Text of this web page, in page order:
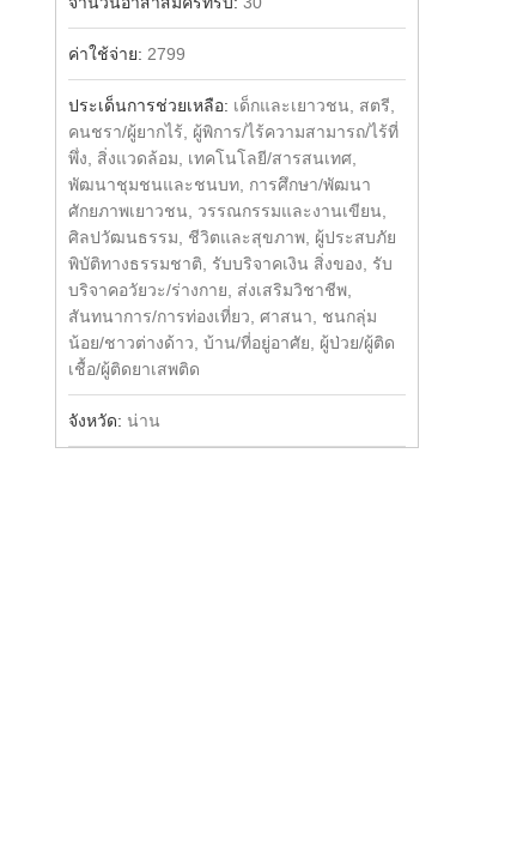
ค่าใช้จ่าย: 2799
ประเด็นการช่วยเหลือ: เด็กและเยาวชน, สตรี,
คนชรา/ผู้ยากไร้, ผู้พิการ/ไร้ความสามารถ/ไร้ที่
พึ่ง, สิ่งแวดล้อม, เทคโนโลยี/สารสนเทศ,
พัฒนาชุมชนและชนบท, การศึกษา/พัฒนา
ศักยภาพเยาวชน, วรรณกรรมและงานเขียน,
ศิลปวัฒนธรรม, ชีวิตและสุขภาพ, ผู้ประสบภัย
พิบัติทางธรรมชาติ, รับบริจาคเงิน สิ่งของ, รับ
บริจาคอวัยวะ/ร่างกาย, ส่งเสริมวิชาชีพ,
สันทนาการ/การท่องเที่ยว, ศาสนา, ชนกลุ่ม
น้อย/ชาวต่างด้าว, บ้าน/ที่อยู่อาศัย, ผู้ป่วย/ผู้ติด
เชื้อ/ผู้ติดยาเสพติด
จังหวัด: น่าน